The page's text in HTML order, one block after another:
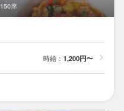
150席
時給： 1,200円〜